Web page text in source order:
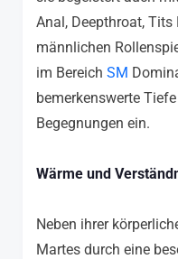
Anal, Deepthroat, Tits
männlichen
im Bereich SM
bemerkenswerte
Begegnungen ein.
Wärme und
Neben ihrer
Martes durch eine